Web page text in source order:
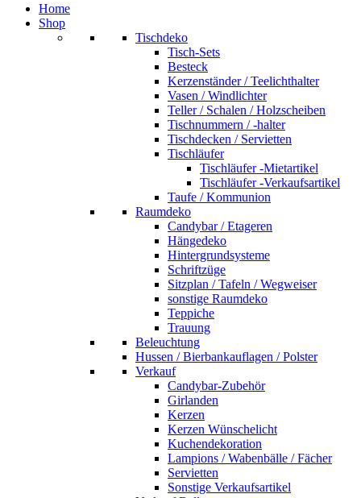
Home
Shop
Tischdeko
Tisch-Sets
Besteck
Kerzenständer / Teelichthalter
Vasen / Windlichter
Teller / Schalen / Holzscheiben
Tischnummern / -halter
Tischdecken / Servietten
Tischläufer
Tischläufer -Mietartikel
Tischläufer -Verkaufsartikel
Taufe / Kommunion
Raumdeko
Candybar / Etageren
Hängedeko
Hintergrundsysteme
Schriftzüge
Sitzplan / Tafeln / Wegweiser
sonstige Raumdeko
Teppiche
Trauung
Beleuchtung
Hussen / Bierbankauflagen / Polster
Verkauf
Candybar-Zubehör
Girlanden
Kerzen
Kerzen Wünschelicht
Kuchendekoration
Lampions / Wabenbälle / Fächer
Servietten
Sonstige Verkaufsartikel